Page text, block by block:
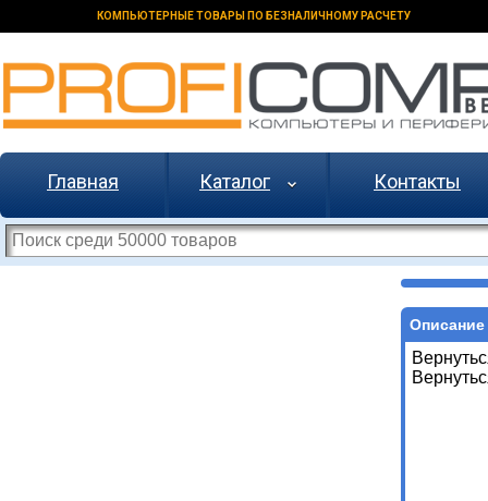
КОМПЬЮТЕРНЫЕ ТОВАРЫ ПО БЕЗНАЛИЧНОМУ РАСЧЕТУ
Главная Каталог Контакты
Описание